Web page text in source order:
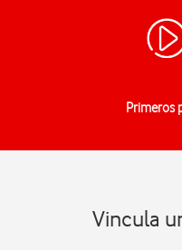
Primeros
Vincula